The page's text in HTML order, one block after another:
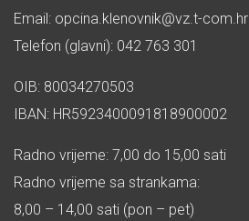
Email: opcina.klenovnik@vz.t-com.hr
Telefon (glavni): 042 763 301
OIB: 80034270503
IBAN: HR5923400091818900002
Radno vrijeme: 7,00 do 15,00 sati
Radno vrijeme sa strankama:
8,00 – 14,00 sati (pon – pet)